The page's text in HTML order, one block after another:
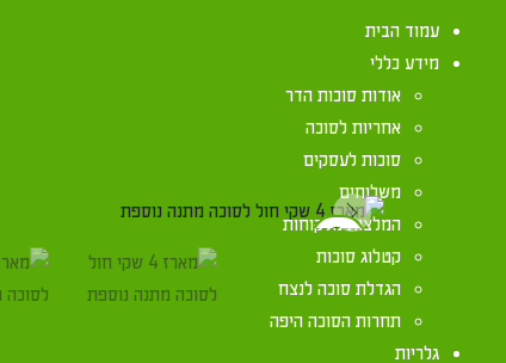
עמוד הבית
מידע כללי
אודות סוכות הדר
אחריות לסוכה
סוכות לעסקים
משלוחים
המלצות מלקוחות
קטלוג סוכות
הגדלת סוכה לנצח
תחרות הסוכה היפה
גלריות
Previous